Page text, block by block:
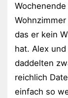
das er kein
hat. Alex
daddelten
reichlich
einfach so